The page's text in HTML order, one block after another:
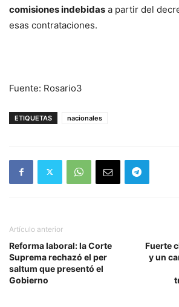
comisiones indebidas a partir del
esas contrataciones.
Fuente: Rosario3
ETIQUETAS nacionales
Artículo anterior
Reforma laboral: la Corte
Suprema rechazó el per
saltum que presentó el
Gobierno
Fuerte
y un